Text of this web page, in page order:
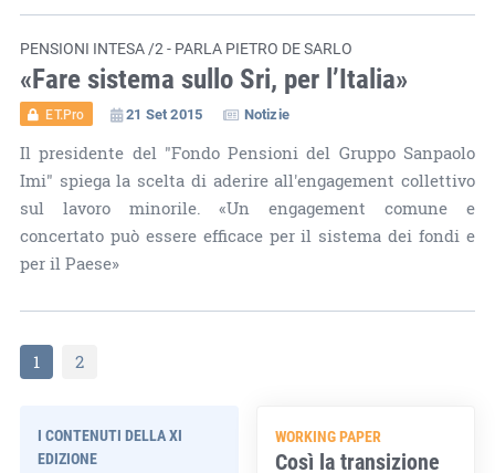
PENSIONI INTESA /2 - PARLA PIETRO DE SARLO
«Fare sistema sullo Sri, per l’Italia»
ET.Pro 21 Set 2015 Notizie
Il presidente del "Fondo Pensioni del Gruppo Sanpaolo
Imi" spiega la scelta di aderire all'engagement collettivo
sul lavoro minorile. «Un engagement comune e
concertato può essere efficace per il sistema dei fondi e
per il Paese»
1 2
I CONTENUTI DELLA XI
EDIZIONE
WORKING PAPER
Così la transizione